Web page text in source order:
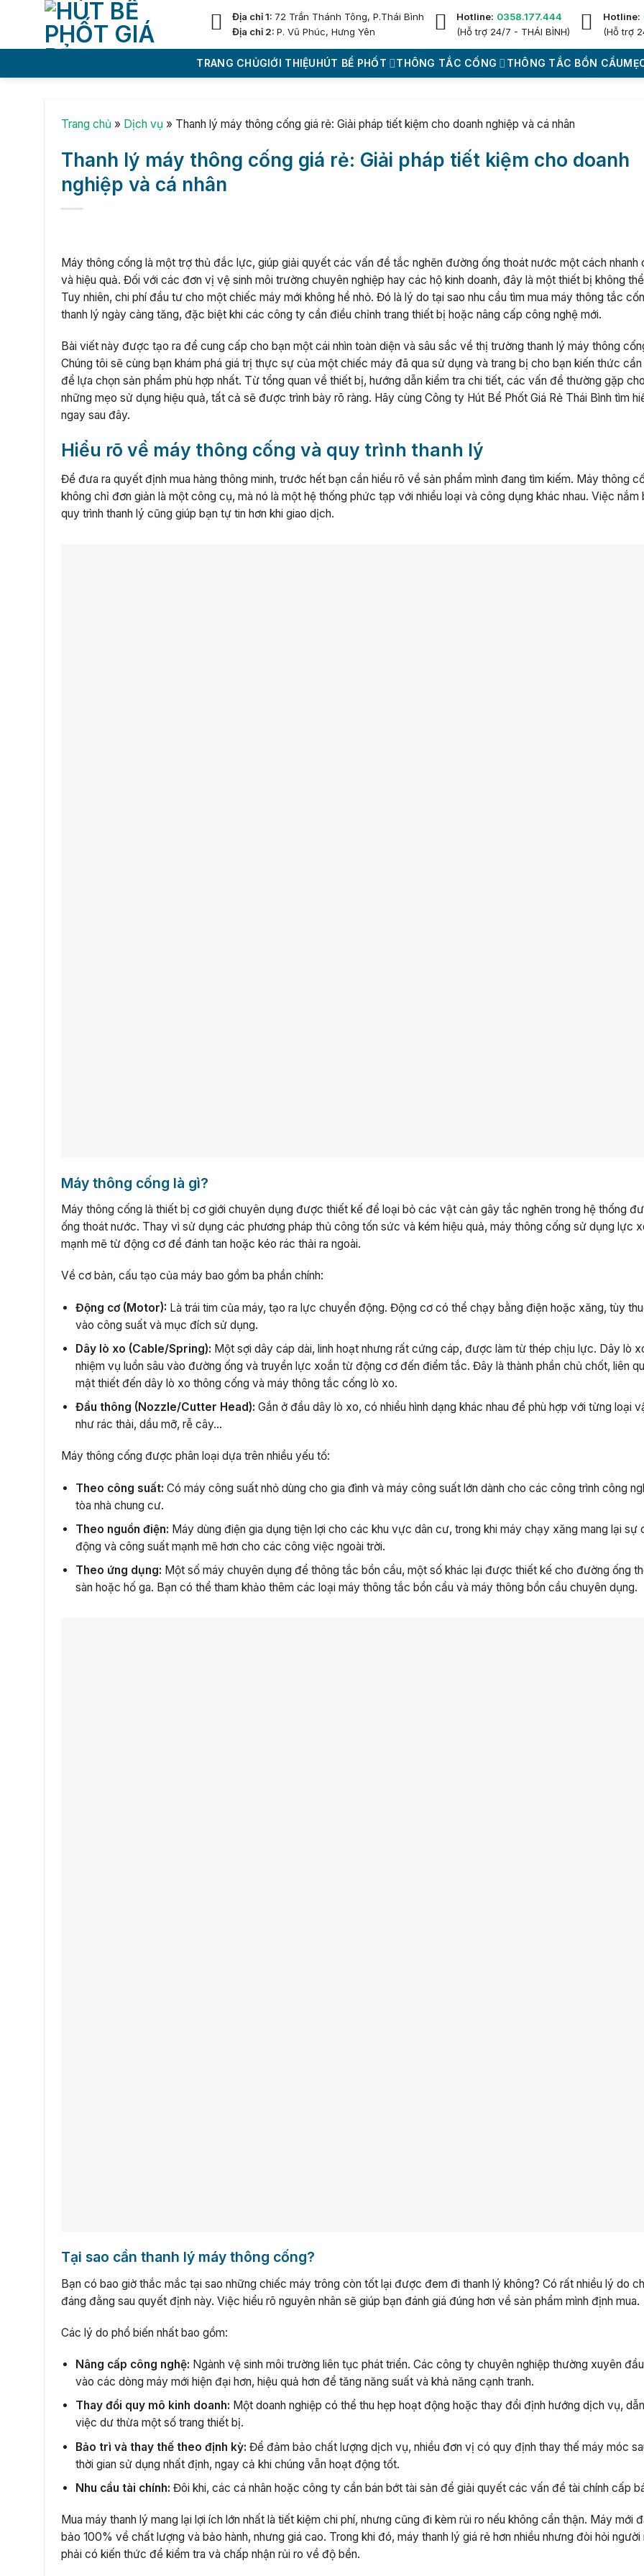
Địa chỉ 1: 72 Trần Thánh Tông, P.Thái Bình
Địa chỉ 2:P. Vũ Phúc, Hưng Yên
Hotline: 0358.177.444
(Hỗ trợ 24/7 - THÁI BÌNH)
Hotline:
(Hỗ trợ
TRANG CHỦGIỚI THIỆUHÚT BỂ PHỐT THÔNG TẮC CỐNG THÔNG TẮC BỒN CẦU
Trang chủ » Dịch vụ » Thanh lý máy thông cống giá rẻ: Giải pháp tiết kiệm cho doanh nghiệp và cá nhân
Thanh lý máy thông cống giá rẻ: Giải pháp tiết kiệm cho doanh
nghiệp và cá nhân
Máy thông cống là một trợ thủ đắc lực, giúp giải quyết các vấn đề tắc nghẽn đường ống thoát nước một cách nhanh
và hiệu quả. Đối với các đơn vị vệ sinh môi trường chuyên nghiệp hay các hộ kinh doanh, đây là một thiết bị không
Tuy nhiên, chi phí đầu tư cho một chiếc máy mới không hề nhỏ. Đó là lý do tại sao nhu cầu tìm mua máy thông tắc
thanh lý ngày càng tăng, đặc biệt khi các công ty cần điều chỉnh trang thiết bị hoặc nâng cấp công nghệ mới.
Bài viết này được tạo ra để cung cấp cho bạn một cái nhìn toàn diện và sâu sắc về thị trường thanh lý máy thông
Chúng tôi sẽ cùng bạn khám phá giá trị thực sự của một chiếc máy đã qua sử dụng và trang bị cho bạn kiến thức
để lựa chọn sản phẩm phù hợp nhất. Từ tổng quan về thiết bị, hướng dẫn kiểm tra chi tiết, các vấn đề thường gặp
những mẹo sử dụng hiệu quả, tất cả sẽ được trình bày rõ ràng. Hãy cùng Công ty Hút Bể Phốt Giá Rẻ Thái Bình tìm
ngay sau đây.
Hiểu rõ về máy thông cống và quy trình thanh lý
Để đưa ra quyết định mua hàng thông minh, trước hết bạn cần hiểu rõ về sản phẩm mình đang tìm kiếm. Máy thông
không chỉ đơn giản là một công cụ, mà nó là một hệ thống phức tạp với nhiều loại và công dụng khác nhau. Việc nắm
quy trình thanh lý cũng giúp bạn tự tin hơn khi giao dịch.
Máy thông cống là gì?
Máy thông cống là thiết bị cơ giới chuyên dụng được thiết kế để loại bỏ các vật cản gây tắc nghẽn trong hệ thống
ống thoát nước. Thay vì sử dụng các phương pháp thủ công tốn sức và kém hiệu quả, máy thông cống sử dụng lực
mạnh mẽ từ động cơ để đánh tan hoặc kéo rác thải ra ngoài.
Về cơ bản, cấu tạo của máy bao gồm ba phần chính:
Động cơ (Motor): Là trái tim của máy, tạo ra lực chuyển động. Động cơ có thể chạy bằng điện hoặc xăng, tùy
vào công suất và mục đích sử dụng.
Dây lò xo (Cable/Spring): Một sợi dây cáp dài, linh hoạt nhưng rất cứng cáp, được làm từ thép chịu lực. Dây lò
nhiệm vụ luồn sâu vào đường ống và truyền lực xoắn từ động cơ đến điểm tắc. Đây là thành phần chủ chốt, liên
mật thiết đến dây lò xo thông cống và máy thông tắc cống lò xo.
Đầu thông (Nozzle/Cutter Head): Gắn ở đầu dây lò xo, có nhiều hình dạng khác nhau để phù hợp với từng loại
như rác thải, dầu mỡ, rễ cây…
Máy thông cống được phân loại dựa trên nhiều yếu tố:
Theo công suất: Có máy công suất nhỏ dùng cho gia đình và máy công suất lớn dành cho các công trình công
tòa nhà chung cư.
Theo nguồn điện: Máy dùng điện gia dụng tiện lợi cho các khu vực dân cư, trong khi máy chạy xăng mang lại sự
động và công suất mạnh mẽ hơn cho các công việc ngoài trời.
Theo ứng dụng: Một số máy chuyên dụng để thông tắc bồn cầu, một số khác lại được thiết kế cho đường ống
sàn hoặc hố ga. Bạn có thể tham khảo thêm các loại máy thông tắc bồn cầu và máy thông bồn cầu chuyên dụng.
Tại sao cần thanh lý máy thông cống?
Bạn có bao giờ thắc mắc tại sao những chiếc máy trông còn tốt lại được đem đi thanh lý không? Có rất nhiều lý do
đáng đằng sau quyết định này. Việc hiểu rõ nguyên nhân sẽ giúp bạn đánh giá đúng hơn về sản phẩm mình định mua.
Các lý do phổ biến nhất bao gồm:
Nâng cấp công nghệ: Ngành vệ sinh môi trường liên tục phát triển. Các công ty chuyên nghiệp thường xuyên
vào các dòng máy mới hiện đại hơn, hiệu quả hơn để tăng năng suất và khả năng cạnh tranh.
Thay đổi quy mô kinh doanh: Một doanh nghiệp có thể thu hẹp hoạt động hoặc thay đổi định hướng dịch vụ,
việc dư thừa một số trang thiết bị.
Bảo trì và thay thế theo định kỳ: Để đảm bảo chất lượng dịch vụ, nhiều đơn vị có quy định thay thế máy móc
thời gian sử dụng nhất định, ngay cả khi chúng vẫn hoạt động tốt.
Nhu cầu tài chính: Đôi khi, các cá nhân hoặc công ty cần bán bớt tài sản để giải quyết các vấn đề tài chính cấp
Mua máy thanh lý mang lại lợi ích lớn nhất là tiết kiệm chi phí, nhưng cũng đi kèm rủi ro nếu không cẩn thận. Máy mới
bảo 100% về chất lượng và bảo hành, nhưng giá cao. Trong khi đó, máy thanh lý giá rẻ hơn nhiều nhưng đòi hỏi người
phải có kiến thức để kiểm tra và chấp nhận rủi ro về độ bền.